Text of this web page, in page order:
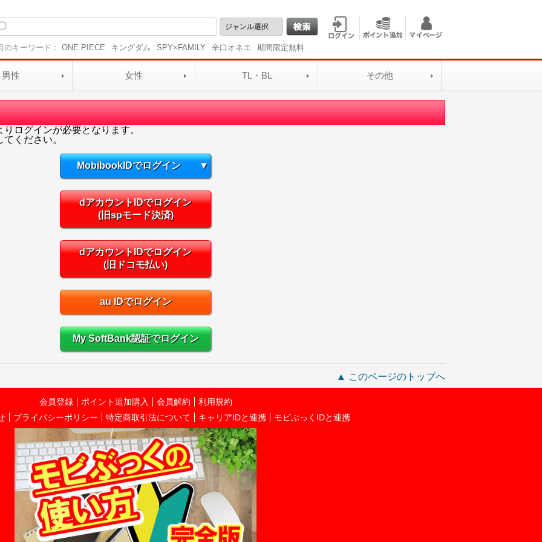
のキーワード： ONE PIECE キングダム SPY×FAMILY 辛口オネエ 期間限定無料
男性 女性 TL・BL その他
ログインが必要となります。
ください。
MobibookIDでログイン ▼
dアカウントIDでログイン
(旧spモード決済)
dアカウントIDでログイン
(旧ドコモ払い)
au IDでログイン
My SoftBank認証でログイン
▲ このページのトップへ
会員登録 ポイント追加購入 会員解約
利用規約
プライバシーポリシー 特定商取引法について キャリアIDと連携 モビぶっくIDと連携